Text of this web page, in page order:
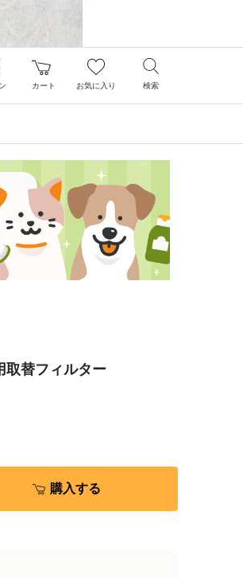
カート お気に入り 検索
取替フィルター
購入する